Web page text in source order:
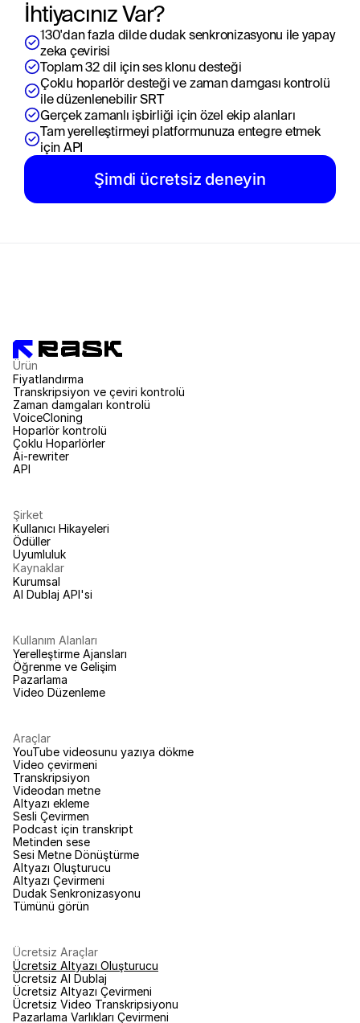
İhtiyacınız Var?
130'dan fazla dilde dudak senkronizasyonu ile yapay
zeka çevirisi
Toplam 32 dil için ses klonu desteği
Çoklu hoparlör desteği ve zaman damgası kontrolü
ile düzenlenebilir SRT
Gerçek zamanlı işbirliği için özel ekip alanları
Tam yerelleştirmeyi platformunuza entegre etmek
için API
Şimdi ücretsiz deneyin
Ürün
Fiyatlandırma
Transkripsiyon ve çeviri kontrolü
Zaman damgaları kontrolü
VoiceCloning
Hoparlör kontrolü
Çoklu Hoparlörler
Ai-rewriter
API
Şirket
Kullanıcı Hikayeleri
Ödüller
Uyumluluk
Kaynaklar
Kurumsal
AI Dublaj API'si
Kullanım Alanları
Yerelleştirme Ajansları
Öğrenme ve Gelişim
Pazarlama
Video Düzenleme
Araçlar
YouTube videosunu yazıya dökme
Video çevirmeni
Transkripsiyon
Videodan metne
Altyazı ekleme
Sesli Çevirmen
Podcast için transkript
Metinden sese
Sesi Metne Dönüştürme
Altyazı Oluşturucu
Altyazı Çevirmeni
Dudak Senkronizasyonu
Tümünü görün
Ücretsiz Araçlar
Ücretsiz Altyazı Oluşturucu
Ücretsiz AI Dublaj
Ücretsiz Altyazı Çevirmeni
Ücretsiz Video Transkripsiyonu
Pazarlama Varlıkları Çevirmeni